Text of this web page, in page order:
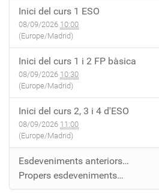
Inici del curs 1 ESO
08/09/2026 10:00
(Europe/Madrid)
Inici del curs 1 i 2 FP bàsica
08/09/2026 10:30
(Europe/Madrid)
Inici del curs 2, 3 i 4 d'ESO
08/09/2026 11:00
(Europe/Madrid)
Esdeveniments anteriors…
Propers esdeveniments…